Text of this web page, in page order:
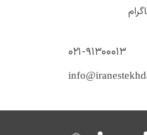
۰۲۱-۹۱۳۰۰۰۱۳